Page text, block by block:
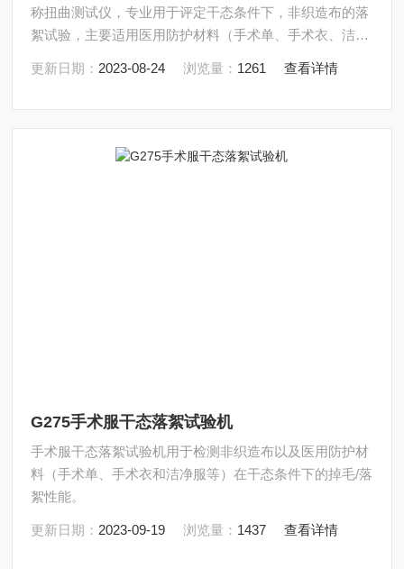
称扭曲测试仪，专业用于评定干态条件下，非织造布的落
絮试验，主要适用医用防护材料（手术单、手术衣、洁净
更新日期： 2023-08-24 浏览量： 1261 查看详情
G275手术服干态落絮试验机
手术服干态落絮试验机用于检测非织造布以及医用防护材
料（手术单、手术衣和洁净服等）在干态条件下的掉毛/落
絮性能。
更新日期： 2023-09-19 浏览量： 1437 查看详情